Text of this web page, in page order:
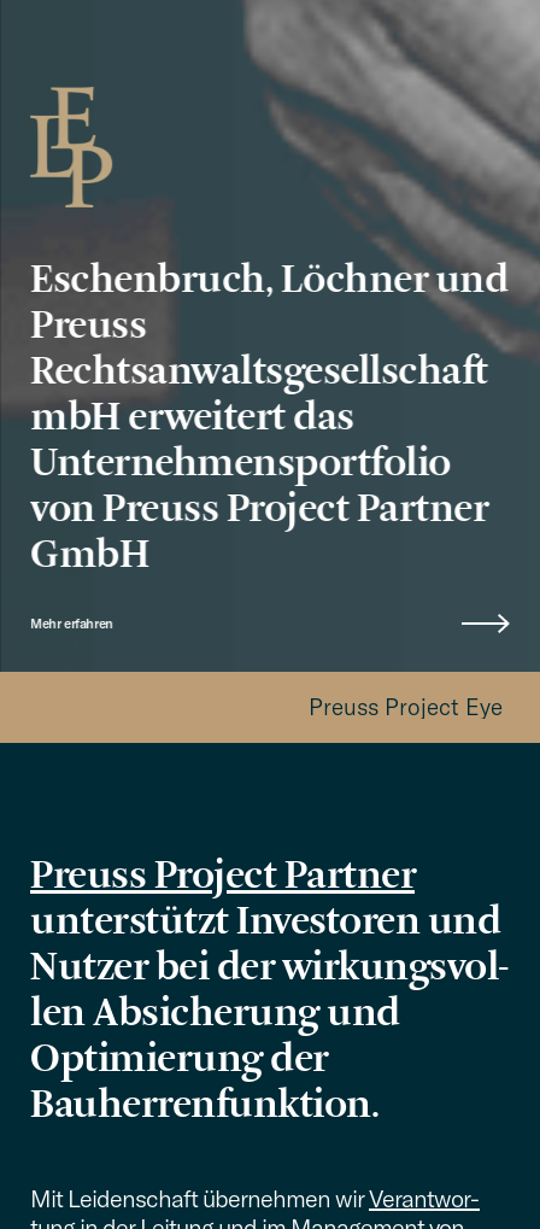
Eschenbruch, Löchner und
Preuss
Rechtsanwaltsgesellschaft
mbH erweitert das
Unternehmensportfolio
von Preuss Project Partner
GmbH
Mehr erfahren
Preuss Project Eye
Preuss Project Partner
unter­stützt Inves­to­ren und
Nutzer bei der wirkungs­vol­
len Absiche­rung und
Optimie­rung der
Bauherrenfunktion.
Mit Leiden­schaft überneh­men wirVerant­wor­